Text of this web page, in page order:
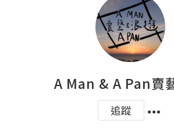
A Man & A Pan賣
追蹤